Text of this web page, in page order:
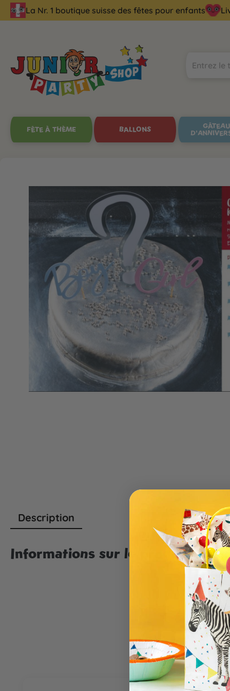
Passer à la navigation principale
La Nr. 1 boutique suisse des fêtes pour enfants
FÊTE À THÈME BALLONS
Ignorer la galerie d'images
Description
Informations sur le produit